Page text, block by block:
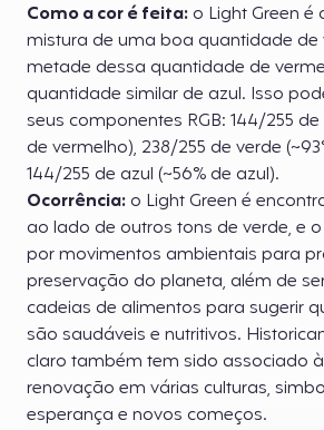
Como a cor é feita: o Light Green
mistura de uma boa quantidade de
metade dessa quantidade de
quantidade similar de azul. Isso
seus componentes RGB: 144/255
de vermelho), 238/255 de verde
144/255 de azul (~56% de azul).
Ocorrência: o Light Green é
ao lado de outros tons de verde, e
por movimentos ambientais para
preservação do planeta, além de
cadeias de alimentos para sugerir
são saudáveis e nutritivos.
claro também tem sido associado
renovação em várias culturas,
esperança e novos começos.